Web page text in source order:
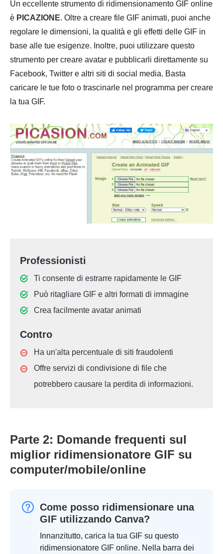
Un eccellente strumento di ridimensionamento GIF online
è PICAZIONE. Oltre a creare file GIF animati, puoi anche
regolare le dimensioni, la qualità e gli effetti delle GIF in
base alle tue esigenze. Inoltre, puoi utilizzare questo
strumento per creare avatar e pubblicarli direttamente su
Facebook, Twitter e altri siti di social media. Basta
caricare le tue foto o trascinarle nel programma per creare
la tua GIF.
Professionisti
Ti consente di estrarre rapidamente le GIF
Può ritagliare GIF e altri formati di immagine
Crea facilmente avatar animati
Contro
Ha un'alta percentuale di siti fraudolenti
Offre servizi di condivisione di file che
potrebbero causare la perdita di informazioni.
Parte 2: Domande frequenti sul
miglior ridimensionatore GIF su
computer/mobile/online
Come posso ridimensionare una
GIF utilizzando Canva?
Innanzitutto, carica la tua GIF su questo
ridimensionatore GIF online. Nella barra dei